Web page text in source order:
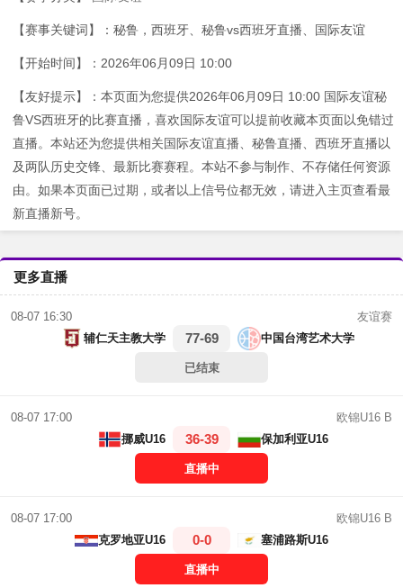
【赛事关键词】：秘鲁，西班牙、秘鲁vs西班牙直播、国际友谊
【开始时间】：2026年06月09日 10:00
【友好提示】：本页面为您提供2026年06月09日 10:00 国际友谊秘
鲁VS西班牙的比赛直播，喜欢国际友谊可以提前收藏本页面以免错过
直播。本站还为您提供相关国际友谊直播、秘鲁直播、西班牙直播以
及两队历史交锋、最新比赛赛程。本站不参与制作、不存储任何资源
由。如果本页面已过期，或者以上信号位都无效，请进入主页查看最
新直播新号。
更多直播
08-07 16:30
友谊赛
辅仁天主教大学
77-69 中国台湾艺术大学
已结束
08-07 17:00
欧锦U16 B
挪威U16
36-39 保加利亚U16
直播中
08-07 17:00
欧锦U16 B
克罗地亚U16
0-0 塞浦路斯U16
直播中